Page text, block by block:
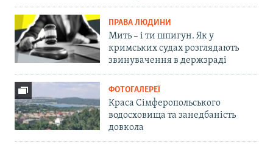
ПРАВА ЛЮДИНИ
Мить – і ти шпигун. Як у
кримських судах розглядають
звинувачення в держзраді
ФОТОГАЛЕРЕЇ
Краса Сімферопольського
водосховища та занедбаність
довкола